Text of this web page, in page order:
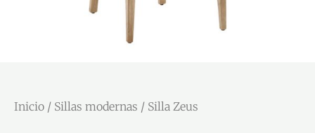
Inicio / Sillas modernas / Silla Zeus